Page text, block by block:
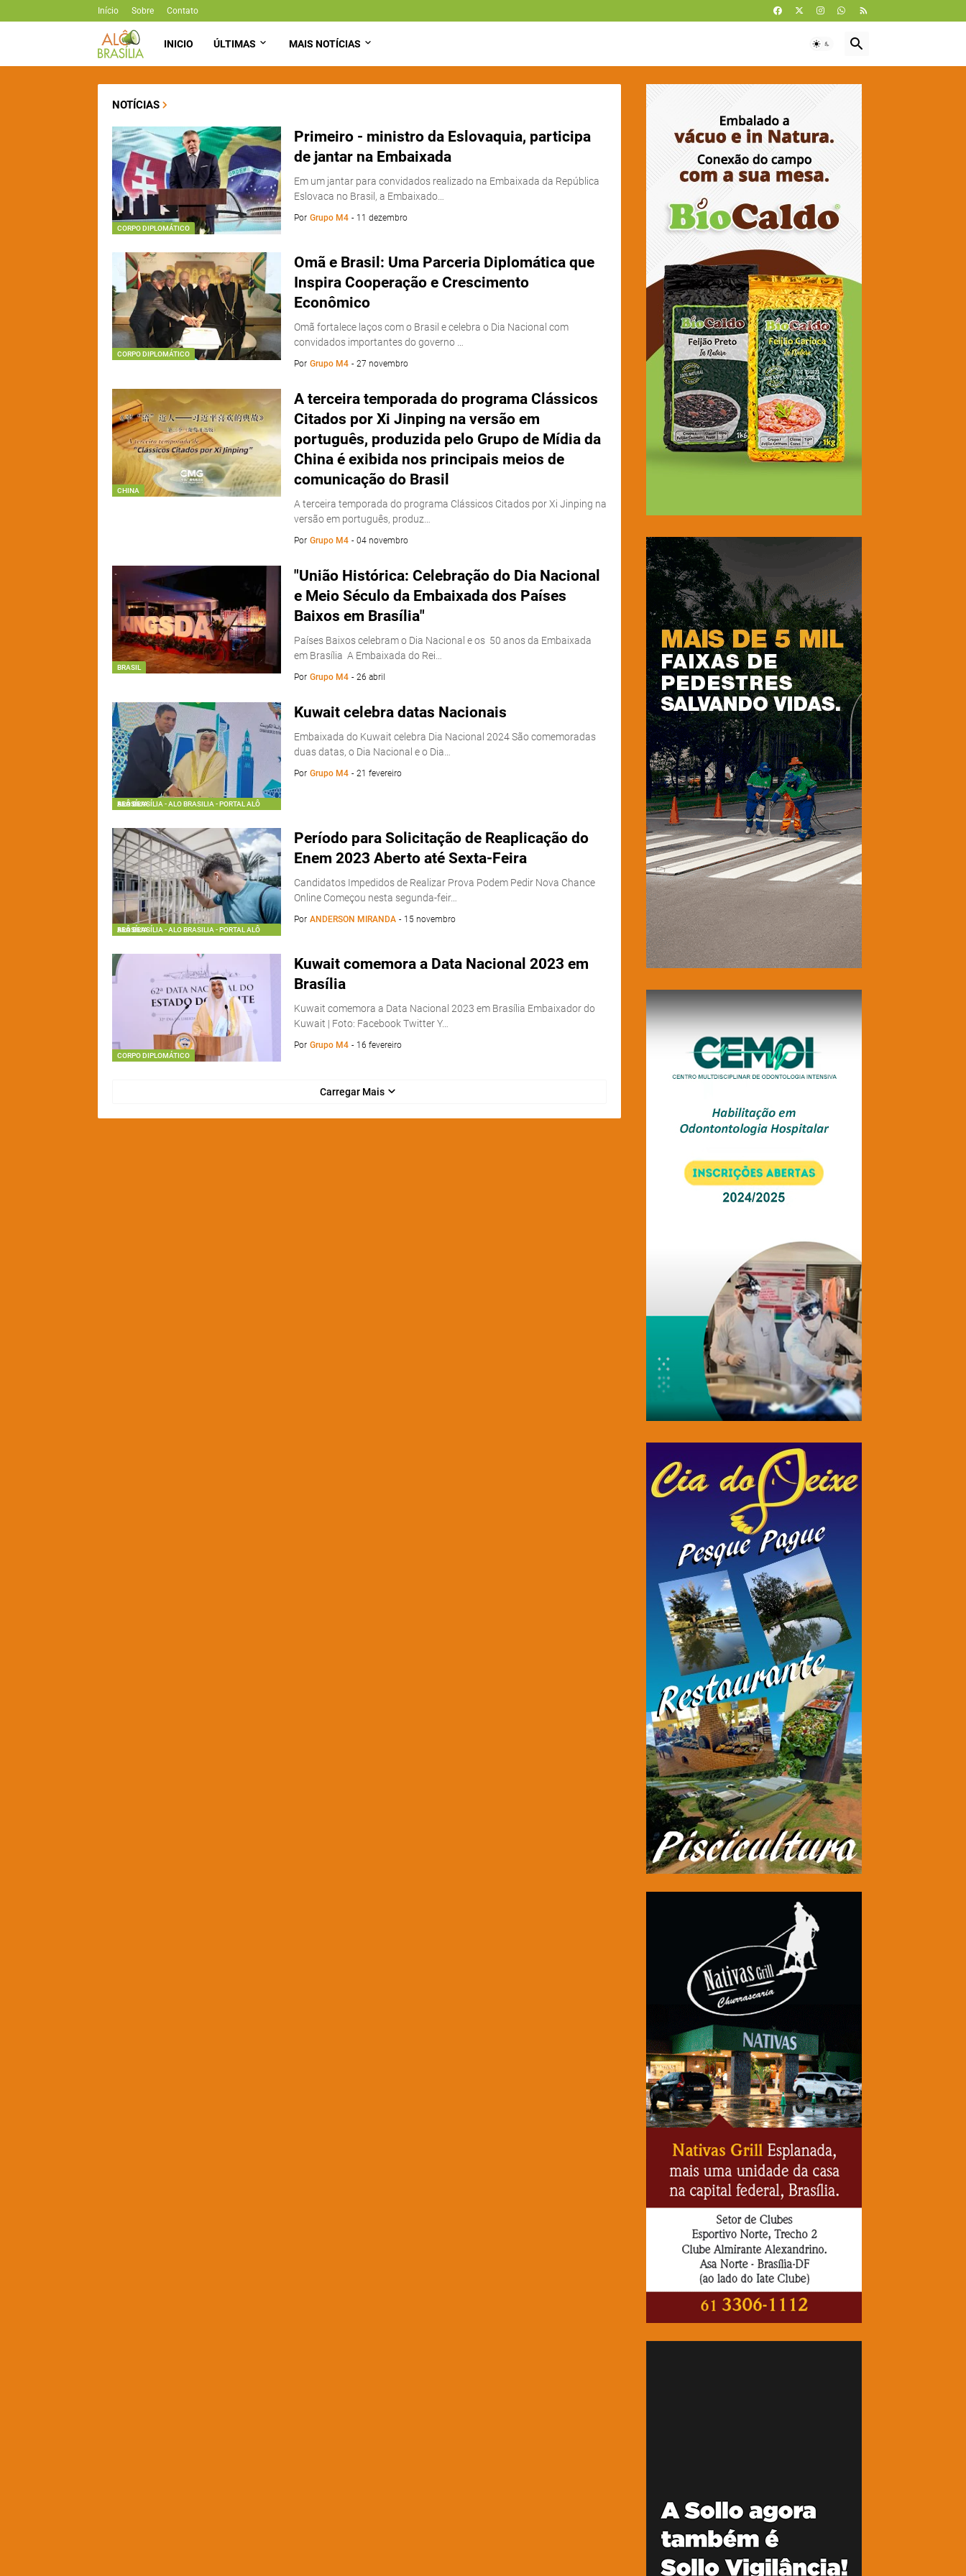
Início Sobre Contato
INICIO ÚLTIMAS MAIS NOTÍCIAS
NOTÍCIAS
CORPO DIPLOMÁTICO
Primeiro - ministro da Eslovaquia, participa
de jantar na Embaixada
Em um jantar para convidados realizado na Embaixada da República
Eslovaca no Brasil, a Embaixado…
Por Grupo M4 - 11 dezembro
CORPO DIPLOMÁTICO
Omã e Brasil: Uma Parceria Diplomática que
Inspira Cooperação e Crescimento
Econômico
Omã fortalece laços com o Brasil e celebra o Dia Nacional com
convidados importantes do governo …
Por Grupo M4 - 27 novembro
CHINA
A terceira temporada do programa Clássicos
Citados por Xi Jinping na versão em
português, produzida pelo Grupo de Mídia da
China é exibida nos principais meios de
comunicação do Brasil
A terceira temporada do programa Clássicos Citados por Xi Jinping na
versão em português, produz…
Por Grupo M4 - 04 novembro
BRASIL
"União Histórica: Celebração do Dia Nacional
e Meio Século da Embaixada dos Países
Baixos em Brasília"
Países Baixos celebram o Dia Nacional e os 50 anos da Embaixada
em Brasília A Embaixada do Rei…
Por Grupo M4 - 26 abril
ALÔ BRASÍLIA - ALO BRASILIA - PORTAL ALÔ BRASÍLIA
Kuwait celebra datas Nacionais
Embaixada do Kuwait celebra Dia Nacional 2024 São comemoradas
duas datas, o Dia Nacional e o Dia…
Por Grupo M4 - 21 fevereiro
ALÔ BRASÍLIA - ALO BRASILIA - PORTAL ALÔ BRASÍLIA
Período para Solicitação de Reaplicação do
Enem 2023 Aberto até Sexta-Feira
Candidatos Impedidos de Realizar Prova Podem Pedir Nova Chance
Online Começou nesta segunda-feir…
Por ANDERSON MIRANDA - 15 novembro
CORPO DIPLOMÁTICO
Kuwait comemora a Data Nacional 2023 em
Brasília
Kuwait comemora a Data Nacional 2023 em Brasília Embaixador do
Kuwait | Foto: Facebook Twitter Y…
Por Grupo M4 - 16 fevereiro
Carregar Mais